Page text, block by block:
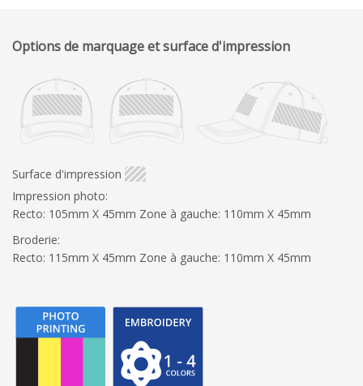
Options de marquage et surface d'impression
Surface d'impression
Impression photo:
Recto: 105mm X 45mm Zone à gauche: 110mm X 45mm
Broderie:
Recto: 115mm X 45mm Zone à gauche: 110mm X 45mm